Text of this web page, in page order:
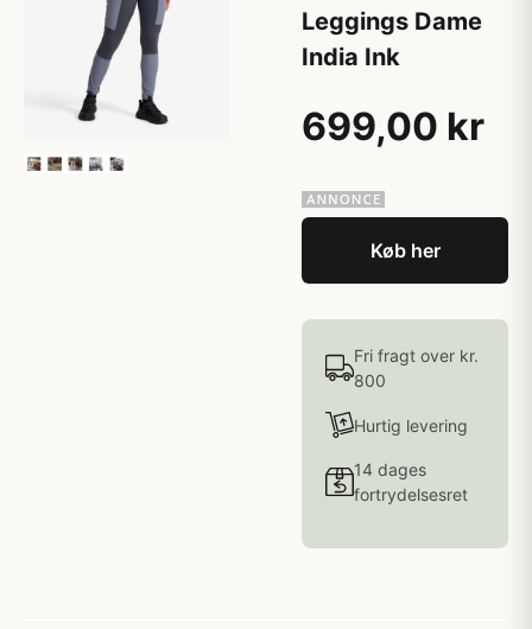
Leggings Dame
India Ink
699,00 kr
Køb her
Fri fragt over kr.
800
Hurtig levering
14 dages
fortrydelsesret